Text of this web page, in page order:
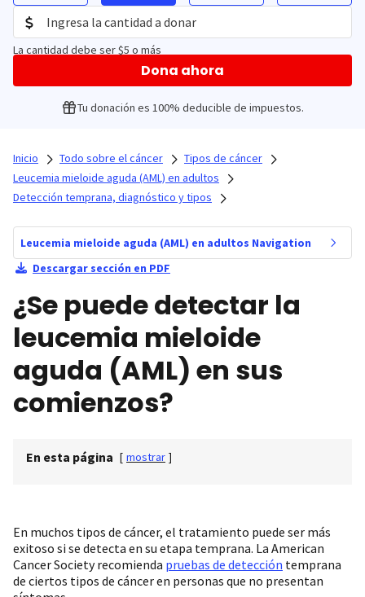
La cantidad debe ser $5 o más
Dona ahora
Tu donación es 100% deducible de impuestos.
Inicio Todo sobre el cáncer
Tipos de cáncer
Leucemia mieloide aguda (AML) en adultos
Detección temprana, diagnóstico y tipos
Leucemia mieloide aguda (AML) en adultos Navigation
Descargar sección en PDF
¿Se puede detectar la
leucemia mieloide
aguda (AML) en sus
comienzos?
En esta página [ mostrar ]
En muchos tipos de cáncer, el tratamiento puede ser más
exitoso si se detecta en su etapa temprana. La American
Cancer Society recomienda pruebas de detección temprana
de ciertos tipos de cáncer en personas que no presentan